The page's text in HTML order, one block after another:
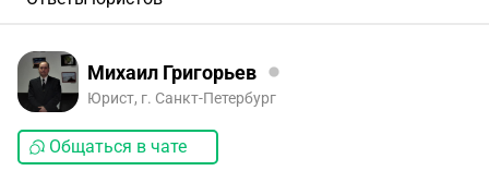
Михаил Григорьев
Юрист, г. Санкт-Петербург
Общаться в чате